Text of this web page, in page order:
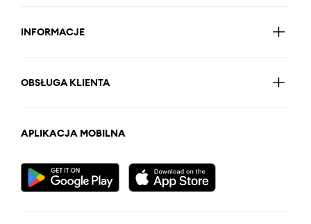
INFORMACJE
OBSŁUGA KLIENTA
APLIKACJA MOBILNA